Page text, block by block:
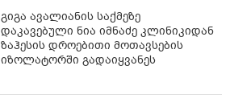
გიგა ავალიანის საქმეზე
დაკავებული ნია იმნაძე კლინიკიდან
ზაჰესის დროებითი მოთავსების
იზოლატორში გადაიყვანეს